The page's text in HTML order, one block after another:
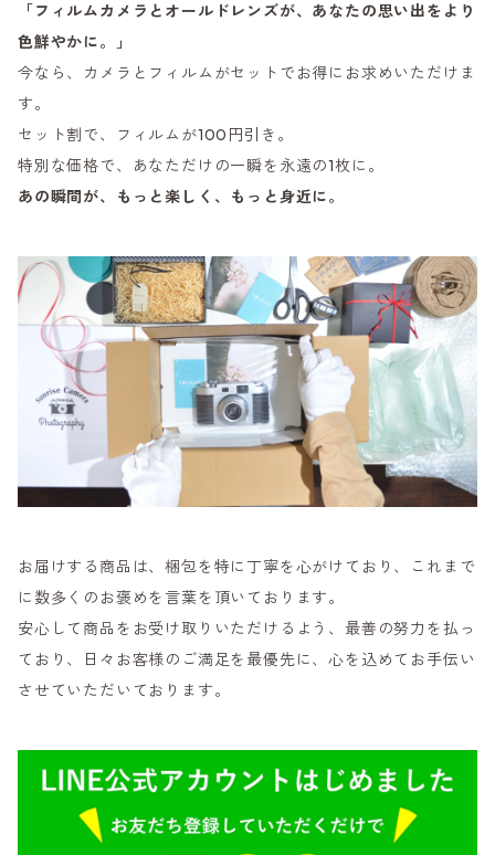
「フィルムカメラとオールドレンズが、あなたの思い出をより
色鮮やかに。」
今なら、カメラとフィルムがセットでお得にお求めいただけま
す。
セット割で、フィルムが100円引き。
特別な価格で、あなただけの一瞬を永遠の1枚に。
あの瞬間が、もっと楽しく、もっと身近に。
お届けする商品は、梱包を特に丁寧を心がけており、これまで
に数多くのお褒めを言葉を頂いております。
安心して商品をお受け取りいただけるよう、最善の努力を払っ
ており、日々お客様のご満足を最優先に、心を込めてお手伝い
させていただいております。